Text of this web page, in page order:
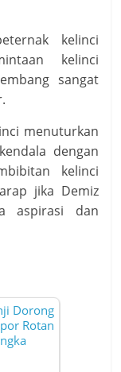
kelinci
kelinci
sangat
menuturkan
dengan
kelinci
jika Demiz
aspirasi dan